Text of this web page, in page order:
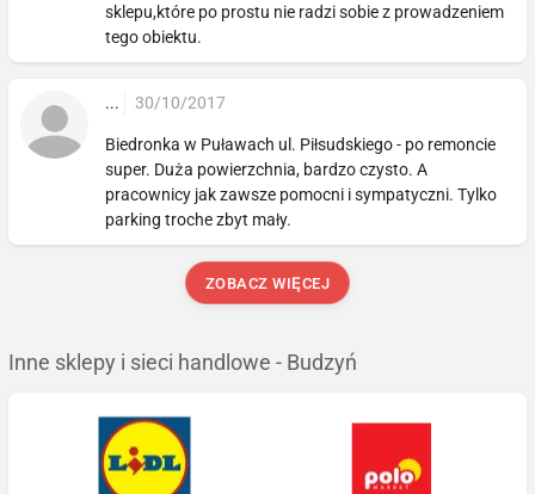
sklepu,które po prostu nie radzi sobie z prowadzeniem
tego obiektu.
... 30/10/2017
Biedronka w Puławach ul. Piłsudskiego - po remoncie
super. Duża powierzchnia, bardzo czysto. A
pracownicy jak zawsze pomocni i sympatyczni. Tylko
parking troche zbyt mały.
ZOBACZ WIĘCEJ
Inne sklepy i sieci handlowe - Budzyń